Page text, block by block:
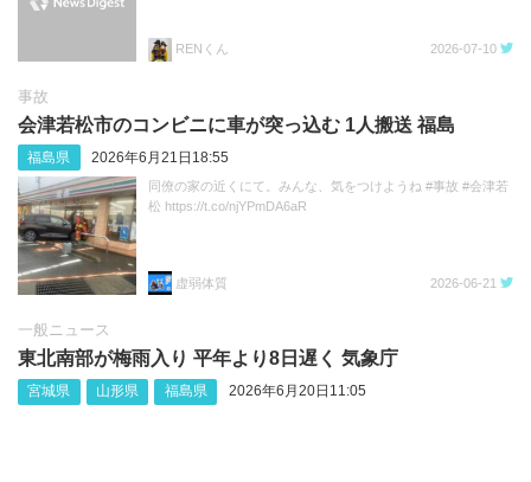
RENくん 2026-07-10
事故
会津若松市のコンビニに車が突っ込む 1人搬送 福島
福島県 2026年6月21日18:55
同僚の家の近くにて。みんな、気をつけようね #事故 #会津若
松 https://t.co/njYPmDA6aR
虚弱体質 2026-06-21
一般ニュース
東北南部が梅雨入り 平年より8日遅く 気象庁
宮城県 山形県 福島県 2026年6月20日11:05